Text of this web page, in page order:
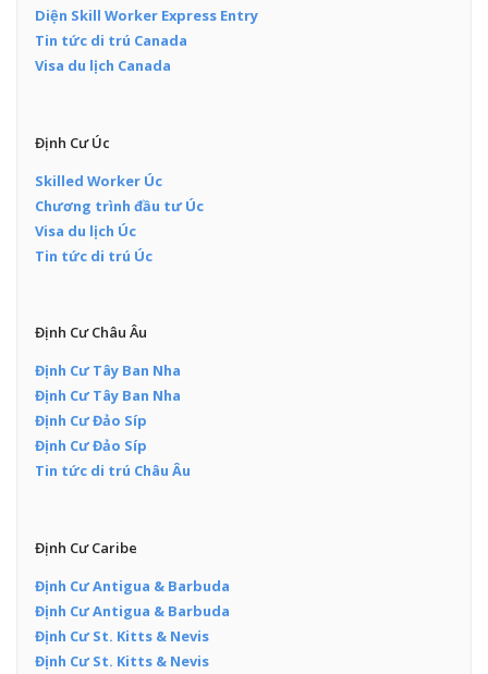
Diện Skill Worker Express Entry
Tin tức di trú Canada
Visa du lịch Canada
Định Cư Úc
Skilled Worker Úc
Chương trình đầu tư Úc
Visa du lịch Úc
Tin tức di trú Úc
Định Cư Châu Âu
Định Cư Tây Ban Nha
Định Cư Tây Ban Nha
Định Cư Đảo Síp
Định Cư Đảo Síp
Tin tức di trú Châu Âu
Định Cư Caribe
Định Cư Antigua & Barbuda
Định Cư Antigua & Barbuda
Định Cư St. Kitts & Nevis
Định Cư St. Kitts & Nevis